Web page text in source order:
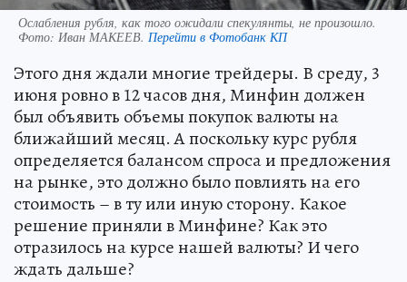
Ослабления рубля, как того ожидали спекулянты, не произошло.
Фото: Иван МАКЕЕВ. Перейти в Фотобанк КП
Этого дня ждали многие трейдеры. В среду, 3
июня ровно в 12 часов дня, Минфин должен
был объявить объемы покупок валюты на
ближайший месяц. А поскольку курс рубля
определяется балансом спроса и предложения
на рынке, это должно было повлиять на его
стоимость – в ту или иную сторону. Какое
решение приняли в Минфине? Как это
отразилось на курсе нашей валюты? И чего
ждать дальше?